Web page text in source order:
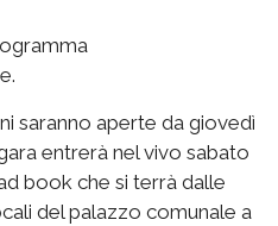
saranno aperte da giovedì
entrerà nel vivo sabato
book che si terrà dalle
del palazzo comunale a